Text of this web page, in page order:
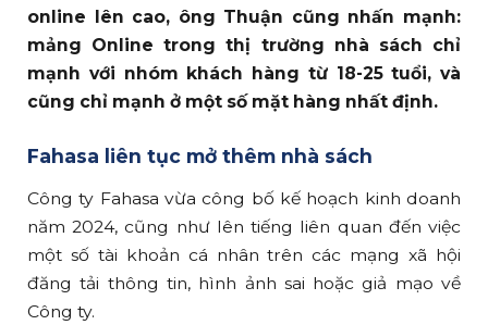
online lên cao, ông Thuận cũng nhấn mạnh:
mảng Online trong thị trường nhà sách chỉ
mạnh với nhóm khách hàng từ 18-25 tuổi, và
cũng chỉ mạnh ở một số mặt hàng nhất định.
Fahasa liên tục mở thêm nhà sách
Công ty Fahasa vừa công bố kế hoạch kinh doanh
năm 2024, cũng như lên tiếng liên quan đến việc
một số tài khoản cá nhân trên các mạng xã hội
đăng tải thông tin, hình ảnh sai hoặc giả mạo về
Công ty.